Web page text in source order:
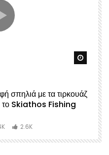
σπηλιά με τα τιρκουάζ
το Skiathos Fishing
2.6K